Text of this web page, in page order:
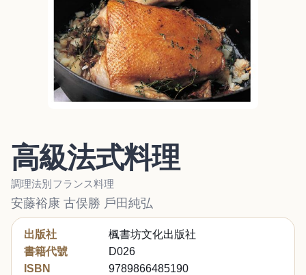
高級法式料理
調理法別フランス料理
安藤裕康 古俣勝 戶田純弘
出版社
楓書坊文化出版社
書籍代號
D026
ISBN
9789866485190